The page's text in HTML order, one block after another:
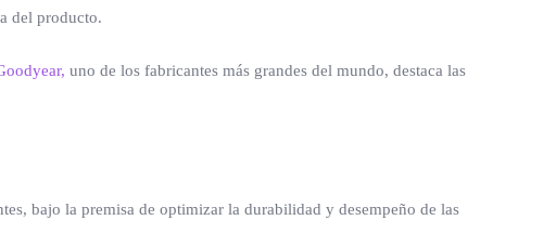
del producto.
uno de los fabricantes más grandes del mundo, destaca las
bajo la premisa de optimizar la durabilidad y desempeño de las